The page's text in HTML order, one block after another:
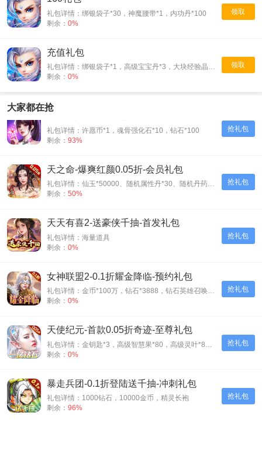
领取
礼包详情：绑银袋子*30，神魔腰带*1，内功丹*100
剩余： 0%
领取
充值礼包
礼包详情：绑银袋子*1，高级宝宝丹*3，大块经验晶石*1
剩余： 0%
大家都在抢
抢礼包
礼包详情：许愿币*1，魂骨强化石*10，钻石*100
剩余： 93%
抢礼包
天之命-爆爽红颜0.05折-会员礼包
礼包详情：仙玉*50000、随机属性丹*30、随机丹药*30、神装碎片*500
剩余： 50%
抢礼包
天天有喜2-送豪侠千抽-首发礼包
礼包详情：海量道具
剩余： 0%
抢礼包
女神联盟2-0.1折耀金降临-预约礼包
礼包详情：金币*100万，钻石*3888，钻石英雄召唤券*5
剩余： 0%
抢礼包
天使纪元-首款0.05折奇迹-至尊礼包
剩余： 0%
抢礼包
暴走兵团-0.1折登陆送千抽-冲刺礼包
礼包详情：1000钻石，10000金币，精灵长袍
剩余： 96%